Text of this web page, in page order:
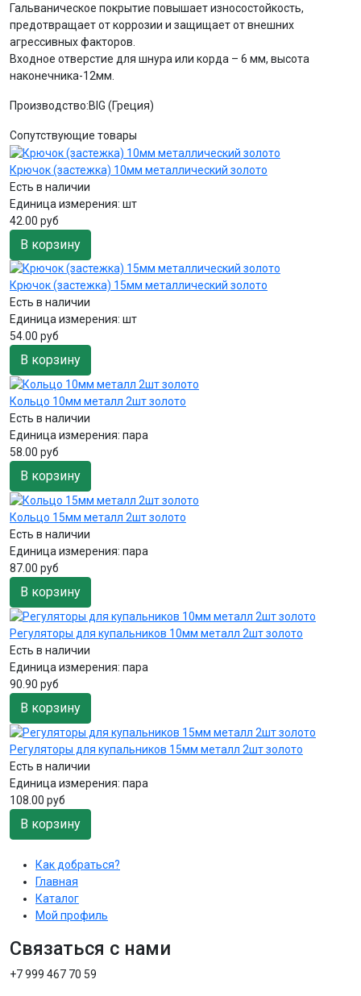
Гальваническое покрытие повышает износостойкость,
предотвращает от коррозии и защищает от внешних
агрессивных факторов.
Входное отверстие для шнура или корда – 6 мм, высота
наконечника-12мм.
Производство:BIG (Греция)
Сопутствующие товары
Крючок (застежка) 10мм металлический золото
Есть в наличии
Единица измерения: шт
42.00 руб
В корзину
Крючок (застежка) 15мм металлический золото
Есть в наличии
Единица измерения: шт
54.00 руб
В корзину
Кольцо 10мм металл 2шт золото
Есть в наличии
Единица измерения: пара
58.00 руб
В корзину
Кольцо 15мм металл 2шт золото
Есть в наличии
Единица измерения: пара
87.00 руб
В корзину
Регуляторы для купальников 10мм металл 2шт золото
Есть в наличии
Единица измерения: пара
90.90 руб
В корзину
Регуляторы для купальников 15мм металл 2шт золото
Есть в наличии
Единица измерения: пара
108.00 руб
В корзину
Как добраться?
Главная
Каталог
Мой профиль
Связаться с нами
+7 999 467 70 59